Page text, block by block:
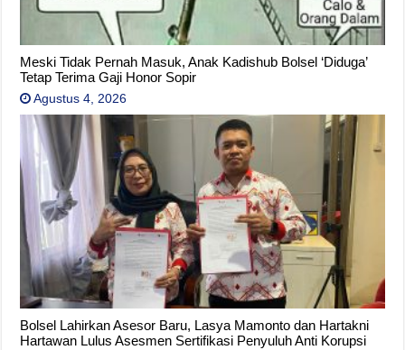
Meski Tidak Pernah Masuk, Anak Kadishub Bolsel ‘Diduga’
Tetap Terima Gaji Honor Sopir
Agustus 4, 2026
Bolsel Lahirkan Asesor Baru, Lasya Mamonto dan Hartakni
Hartawan Lulus Asesmen Sertifikasi Penyuluh Anti Korupsi